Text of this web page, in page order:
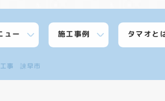
ュー 施工事例 タマオと
事 諫早市